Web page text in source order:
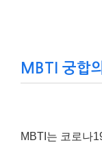
MBTI 궁합
MBTI는 코로나